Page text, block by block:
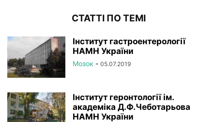
СТАТТІ ПО ТЕМІ
Інститут гастроентерології
НАМН України
Мозок - 05.07.2019
Інститут геронтології ім.
академіка Д.Ф.Чеботарьова
НАМН України